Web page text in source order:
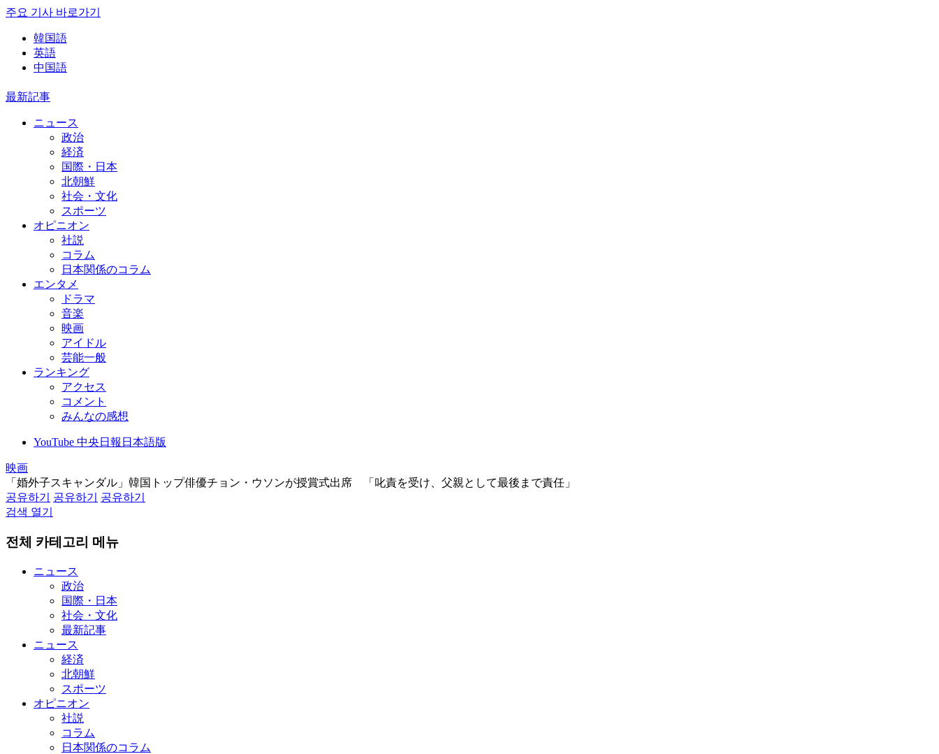
주요 기사 바로가기
韓国語
英語
中国語
最新記事
ニュース
政治
経済
国際・日本
北朝鮮
社会・文化
スポーツ
オピニオン
社説
コラム
日本関係のコラム
エンタメ
ドラマ
音楽
映画
アイドル
芸能一般
ランキング
アクセス
コメント
みんなの感想
YouTube 中央日報日本語版
映画
「婚外子スキャンダル」韓国トップ俳優チョン・ウソンが授賞式出席 「叱責を受け、父親として最後まで責任」
공유하기
공유하기
공유하기
검색 열기
전체 카테고리 메뉴
ニュース
政治
国際・日本
社会・文化
最新記事
ニュース
経済
北朝鮮
スポーツ
オピニオン
社説
コラム
日本関係のコラム